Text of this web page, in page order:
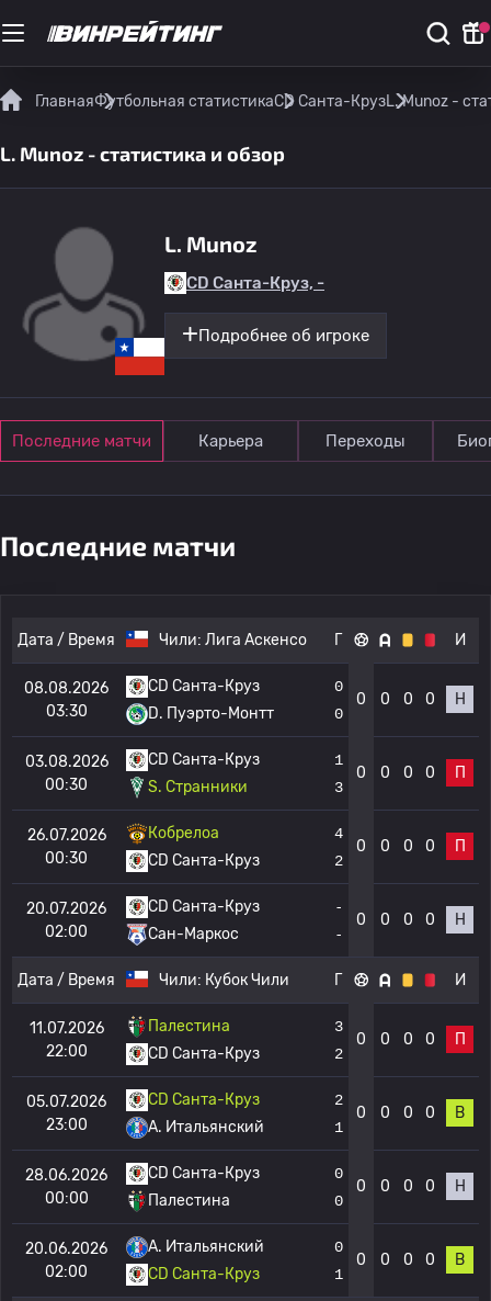
ГлавнаяФутбольная статистикаCD Санта-КрузL. Munoz -
L. Munoz - статистика и обзор
L. Munoz
CD Санта-Круз, -
Подробнее об игроке
Последние матчи Карьера Переходы
Последние матчи
Дата / Время Чили: Лига Аскенсо Г И
08.08.2026
03:30
CD Санта-Круз
D. Пуэрто-Монтт
0
0
0 0 0 0 Н
03.08.2026
00:30
CD Санта-Круз
S. Странники
1
3
0 0 0 0 П
26.07.2026
00:30
Кобрелоа
CD Санта-Круз
4
2
0 0 0 0 П
20.07.2026
02:00
CD Санта-Круз
Сан-Маркос
-
-
0 0 0 0 Н
Дата / Время Чили: Кубок Чили Г И
11.07.2026
22:00
Палестина
CD Санта-Круз
3
2
0 0 0 0 П
05.07.2026
23:00
CD Санта-Круз
A. Итальянский
2
1
0 0 0 0 В
28.06.2026
00:00
CD Санта-Круз
Палестина
0
0
0 0 0 0 Н
20.06.2026
02:00
A. Итальянский
CD Санта-Круз
0
1
0 0 0 0 В